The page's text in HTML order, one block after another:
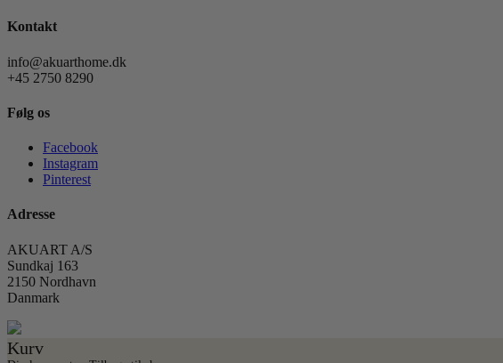
Kontakt
info@akuarthome.dk
+45 2750 8290
Følg os
Facebook
Instagram
Pinterest
Adresse
AKUART A/S
Sundkaj 163
2150 Nordhavn
Danmark
Kurv